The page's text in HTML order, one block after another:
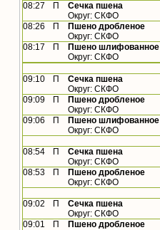
08:27
П Сечка пшена
Округ: СКФО
08:26
П
Пшено дробленое
Округ: СКФО
08:17
П
Пшено шлифованное
Округ: СКФО
09:10
П Сечка пшена
Округ: СКФО
09:09
П
Пшено дробленое
Округ: СКФО
09:06
П
Пшено шлифованное
Округ: СКФО
08:54
П Сечка пшена
Округ: СКФО
08:53
П
Пшено дробленое
Округ: СКФО
09:02
П Сечка пшена
Округ: СКФО
09:01
П
Пшено дробленое